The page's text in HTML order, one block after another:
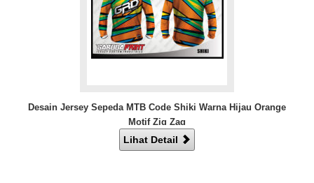
Desain Jersey Sepeda MTB Code Shiki Warna Hijau Orange
Motif Zig Zag
Lihat Detail